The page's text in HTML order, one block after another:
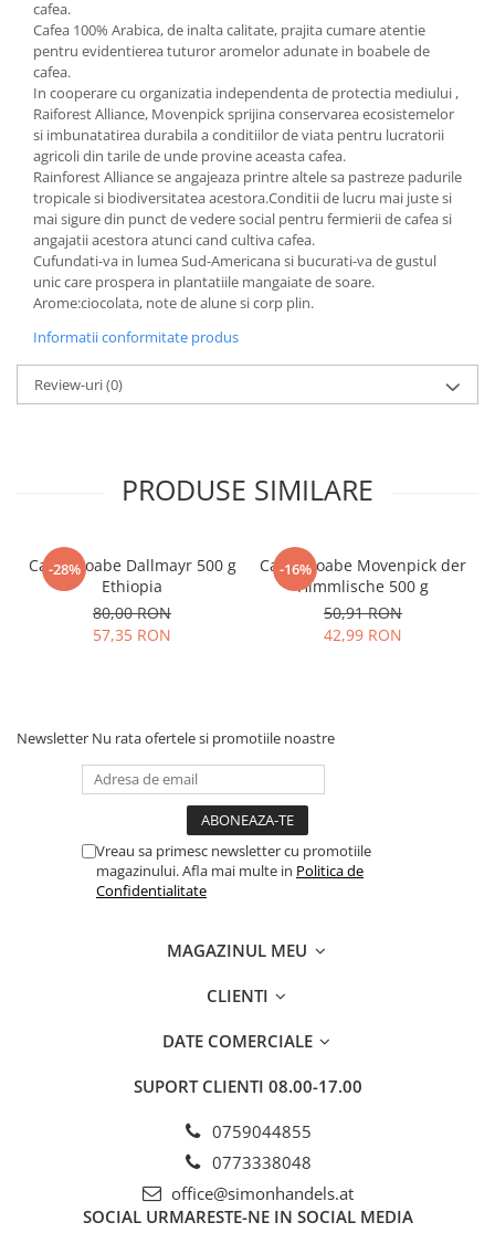
cafea.
Cafea 100% Arabica, de inalta calitate, prajita cumare atentie
pentru evidentierea tuturor aromelor adunate in boabele de
cafea.
In cooperare cu organizatia independenta de protectia mediului ,
Raiforest Alliance, Movenpick sprijina conservarea ecosistemelor
si imbunatatirea durabila a conditiilor de viata pentru lucratorii
agricoli din tarile de unde provine aceasta cafea.
Rainforest Alliance se angajeaza printre altele sa pastreze padurile
tropicale si biodiversitatea acestora.Conditii de lucru mai juste si
mai sigure din punct de vedere social pentru fermierii de cafea si
angajatii acestora atunci cand cultiva cafea.
Cufundati-va in lumea Sud-Americana si bucurati-va de gustul
unic care prospera in plantatiile mangaiate de soare.
Arome:ciocolata, note de alune si corp plin.
Informatii conformitate produs
Review-uri(0)
PRODUSE SIMILARE
-28%
Cafea boabe Dallmayr 500 g
Ethiopia
80,00 RON
57,35 RON
-16%
Cafea boabe Movenpick der
Himmlische 500 g
50,91 RON
42,99 RON
Newsletter Nu rata ofertele si promotiile noastre
Vreau sa primesc newsletter cu promotiile
magazinului. Afla mai multe in Politica de
Confidentialitate
MAGAZINUL MEU
CLIENTI
DATE COMERCIALE
SUPORT CLIENTI 08.00-17.00
0759044855
0773338048
office@simonhandels.at
SOCIAL URMARESTE-NE IN SOCIAL MEDIA